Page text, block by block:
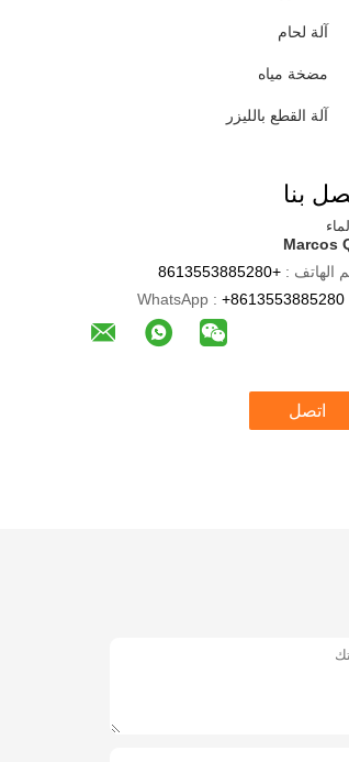
آلة لحام
مضخة مياه
آلة القطع بالليزر
بنا
Marcos
الهاتف : +8613553885280
+8613553885280
اتصل